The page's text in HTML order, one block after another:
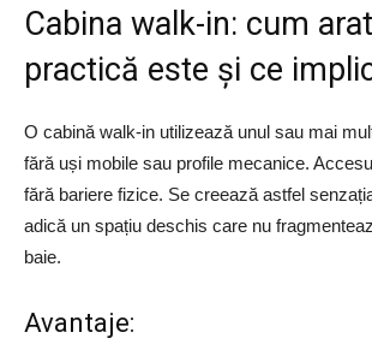
Cabina walk-in: cum
practică este și ce
O cabină walk-in utilizează unul sau mai
fără uși mobile sau profile mecanice.
fără bariere fizice. Se creează astfel
adică un spațiu deschis care nu
baie.
Avantaje: